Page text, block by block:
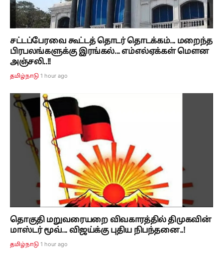
சட்டப்பேரவை கூட்டத் தொடர் தொடக்கம்... மறைந்த
பிரபலங்களுக்கு இரங்கல்... எம்எல்ஏக்கள் மௌன
அஞ்சலி..!!
தமிழ்நாடு 1 hour ago
தொகுதி மறுவரையறை விவகாரத்தில் திமுகவின்
மாஸ்டர் மூவ்... விஜய்க்கு புதிய நிபந்தனை..!
தமிழ்நாடு 1 hour ago